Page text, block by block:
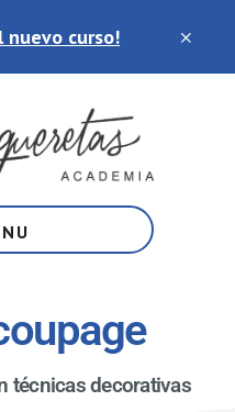
nuevo curso!
técnicas decorativas